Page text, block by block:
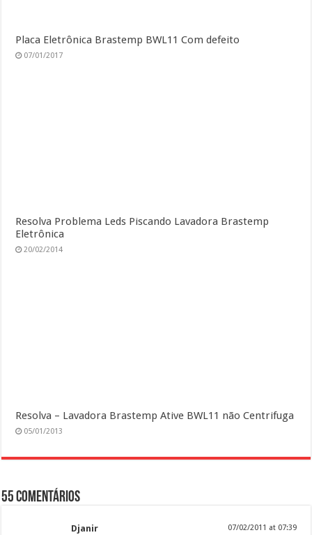
Placa Eletrônica Brastemp BWL11 Com defeito
07/01/2017
Resolva Problema Leds Piscando Lavadora Brastemp
Eletrônica
20/02/2014
Resolva – Lavadora Brastemp Ative BWL11 não Centrifuga
05/01/2013
55 comentários
Djanir 07/02/2011 at 07:39